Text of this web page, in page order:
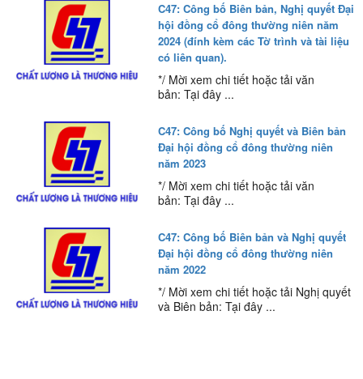
C47: Công bố Biên bản, Nghị quyết Đại
hội đồng cổ đông thường niên năm
2024 (đính kèm các Tờ trình và tài liệu
có liên quan).
*/ Mời xem chi tiết hoặc tải văn
bản: Tại đây ...
C47: Công bố Nghị quyết và Biên bản
Đại hội đồng cổ đông thường niên
năm 2023
*/ Mời xem chi tiết hoặc tải văn
bản: Tại đây ...
C47: Công bố Biên bản và Nghị quyết
Đại hội đồng cổ đông thường niên
năm 2022
*/ Mời xem chi tiết hoặc tải Nghị quyết
và Biên bản: Tại đây ...